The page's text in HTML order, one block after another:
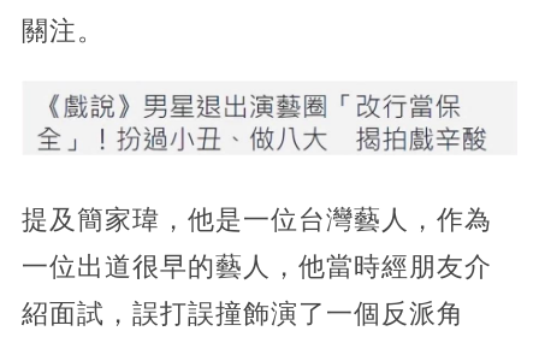
關注。
提及簡家瑋，他是一位台灣藝人，作為
一位出道很早的藝人，他當時經朋友介
紹面試，誤打誤撞飾演了一個反派角